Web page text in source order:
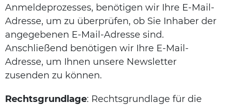
Anmeldeprozesses, benötigen wir Ihre E-Mail-
Adresse, um zu überprüfen, ob Sie Inhaber der
angegebenen E-Mail-Adresse sind.
Anschließend benötigen wir Ihre E-Mail-
Adresse, um Ihnen unsere Newsletter
zusenden zu können.
Rechtsgrundlage: Rechtsgrundlage für die